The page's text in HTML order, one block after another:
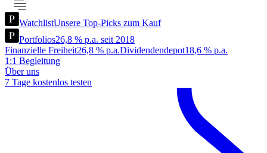
WatchlistUnsere Top-Picks zum Kauf
Portfolios26,8 % p.a. seit 2018
Finanzielle Freiheit26,8 % p.a.Dividendendepot18,6 % p.a.
1:1 Begleitung
Über uns
7 Tage kostenlos testen